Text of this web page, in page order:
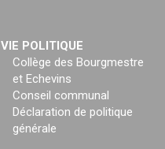
VIE POLITIQUE
Collège des Bourgmestre
et Echevins
Conseil communal
Déclaration de politique
générale